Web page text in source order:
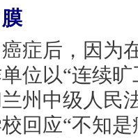
后，因为
位以“连续
州中级人民
回应“不知